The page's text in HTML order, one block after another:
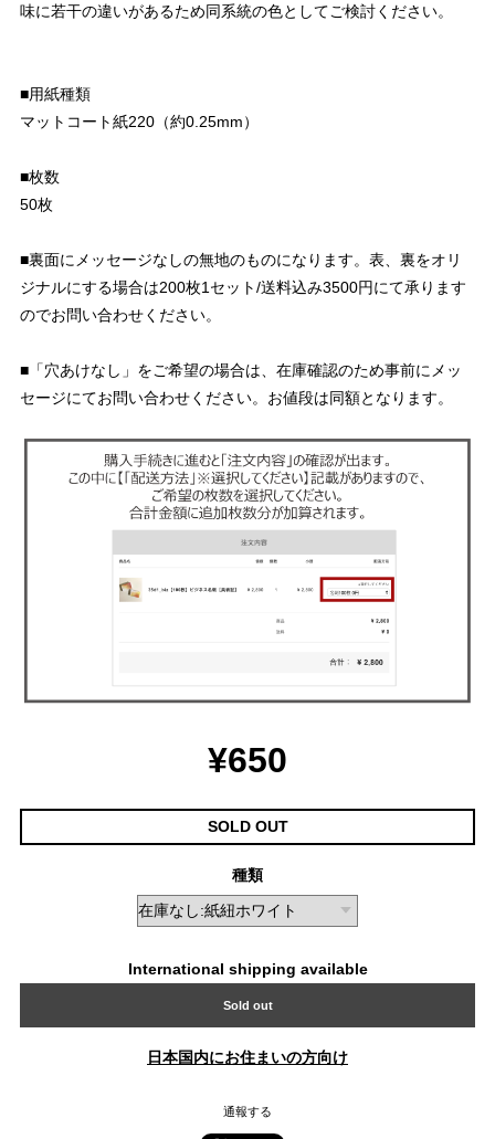
味に若干の違いがあるため同系統の色としてご検討ください。
■用紙種類
マットコート紙220（約0.25mm）
■枚数
50枚
■裏面にメッセージなしの無地のものになります。表、裏をオリ
ジナルにする場合は200枚1セット/送料込み3500円にて承ります
のでお問い合わせください。
■「穴あけなし」をご希望の場合は、在庫確認のため事前にメッ
セージにてお問い合わせください。お値段は同額となります。
¥650
SOLD OUT
種類
International shipping available
Sold out
日本国内にお住まいの方向け
通報する